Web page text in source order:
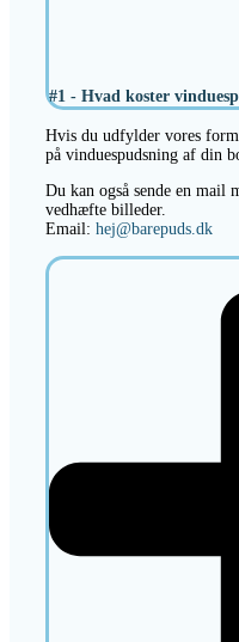
#1 - Hvad koster
Hvis du udfylder vores
på vinduespudsning af din
Du kan også sende en mail
vedhæfte billeder.
Email: hej@barepuds.dk